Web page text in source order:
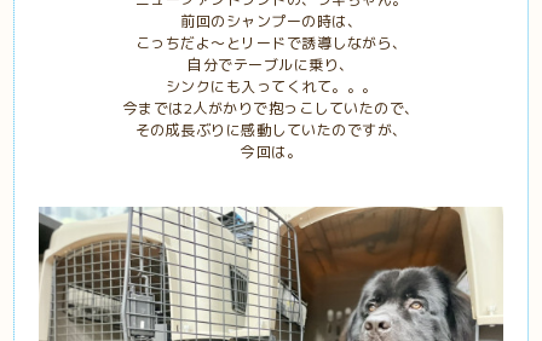
前回のシャンプーの時は、
こっちだよ〜とリードで誘導しながら、
自分でテーブルに乗り、
シンクにも入ってくれて。。。
今までは2人がかりで抱っこしていたので、
その成長ぶりに感動していたのですが、
今回は。